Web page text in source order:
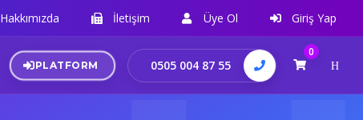
Hakkımızda İletişim Üye Ol Giriş Yap
PLATFORM 0505 004 87 55
0